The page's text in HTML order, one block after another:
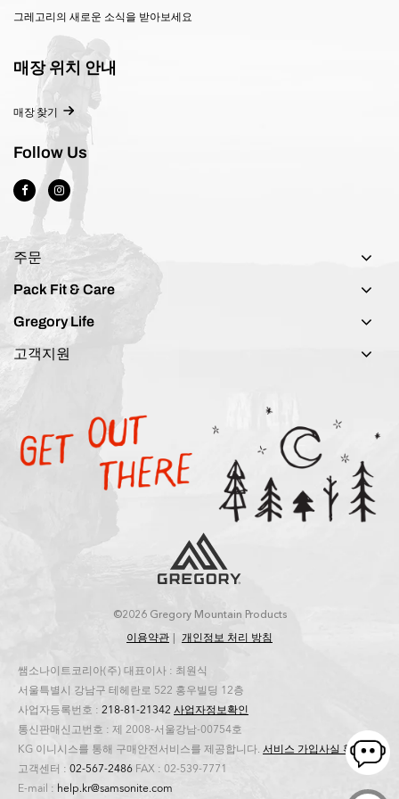
그레고리의 새로운 소식을 받아보세요
매장 위치 안내
매장 찾기
Follow Us
주문
Pack Fit & Care
Gregory Life
고객지원
©2026 Gregory Mountain Products
이용약관
개인정보 처리 방침
쌤소나이트코리아(주) 대표이사 : 최원식
서울특별시 강남구 테헤란로 522 홍우빌딩 12층
사업자등록번호 : 218-81-21342 사업자정보확인
통신판매신고번호 : 제 2008-서울강남-00754호
KG 이니시스를 통해 구매안전서비스를 제공합니다. 서비스 가입사실 확인
고객센터 : 02-567-2486 FAX : 02-539-7771
E-mail : help.kr@samsonite.com